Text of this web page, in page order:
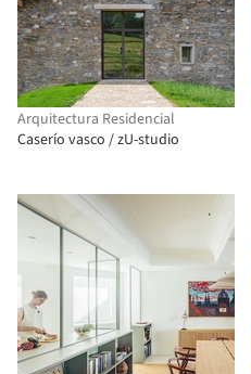
Arquitectura Residencial
Caserío vasco / zU-studio